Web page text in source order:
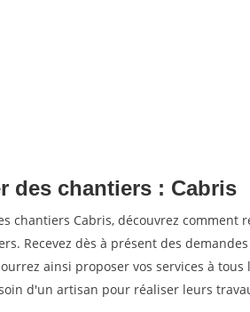
des chantiers : Cabris
chantiers Cabris, découvrez comment
Recevez dès à présent des
ainsi proposer vos services à
d'un artisan pour réaliser leurs